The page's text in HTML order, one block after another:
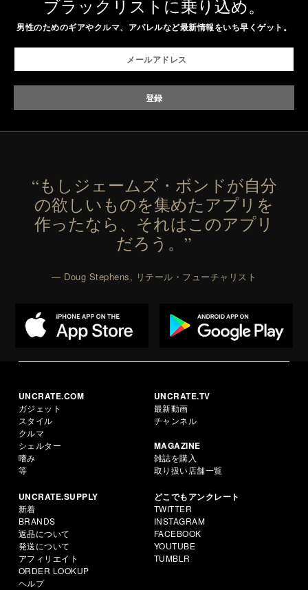
ブラックリストに乗り込め。
男性のためのギアやクルマ、アパレルなど最新情報をいち早くゲット。
“もしジェームズ・ボンドが自分
の欲しいものを集めたアプリを
作ったなら、それはこのアプリ
だろう。”
— Doug Stephens, リテール・フューチャリスト
UNCRATE.COM
ガジェット
スタイル
クルマ
シェルター
嗜み
等
UNCRATE.TV
最新動画
チャンネル
MAGAZINE
雑誌を購入
取り扱い店舗一覧
UNCRATE.SUPPLY
新着
BRANDS
返品について
発送について
アフィリエイト
ORDER LOOKUP
ヘルプ
どこでもアンクレート
TWITTER
INSTAGRAM
FACEBOOK
YOUTUBE
TUMBLR